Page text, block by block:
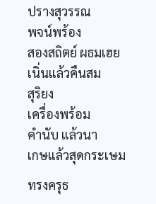
ปรางสุวรรณ
พจน์พร้อง
สองสถิตย์ ผธมเฮย
เนิ่นแล้วคืนสม
สุริยง
เครื่องพร้อม
คำนับ แล้วนา
เกษแล้วสุดกระเษม
ทรงครุธ